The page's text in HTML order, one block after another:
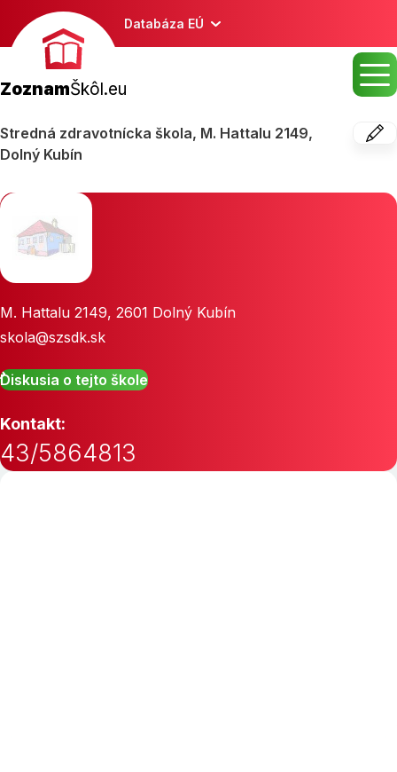
Databáza EÚ
ZoznamŠkôl.eu
Stredná zdravotnícka škola, M. Hattalu 2149,
Dolný Kubín
M. Hattalu 2149, 2601 Dolný Kubín
skola@szsdk.sk
Diskusia o tejto škole
Kontakt:
43/5864813